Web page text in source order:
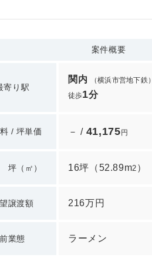
案件概要
寄り駅
関内
（横浜市営地下鉄）
徒歩1分
/ 坪単価 － / 41,175 円
坪（㎡） 16坪 （52.89m2 ）
譲渡額 216万円
前業態 ラーメン